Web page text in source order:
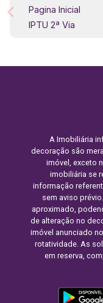
Pagina Inicial
IPTU 2ª Via
A Imobiliária
decoração são
imóvel, exceto
imobiliária se
informação
sem aviso
aproximado,
de alteração no
imóvel anunciado
rotatividade. As
em reserva,